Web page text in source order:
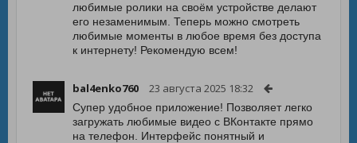
любимые ролики на своём устройстве делают
его незаменимым. Теперь можно смотреть
любимые моменты в любое время без доступа
к интернету! Рекомендую всем!
bal4enko760 23 августа 2025 18:32
Супер удобное приложение! Позволяет легко
загружать любимые видео с ВКонтакте прямо
на телефон. Интерфейс понятный и